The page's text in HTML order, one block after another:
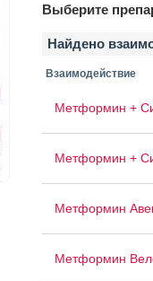
Выберите
Найдено
Взаимодействие
Метформин +
Метформин +
Метформин
Метформин